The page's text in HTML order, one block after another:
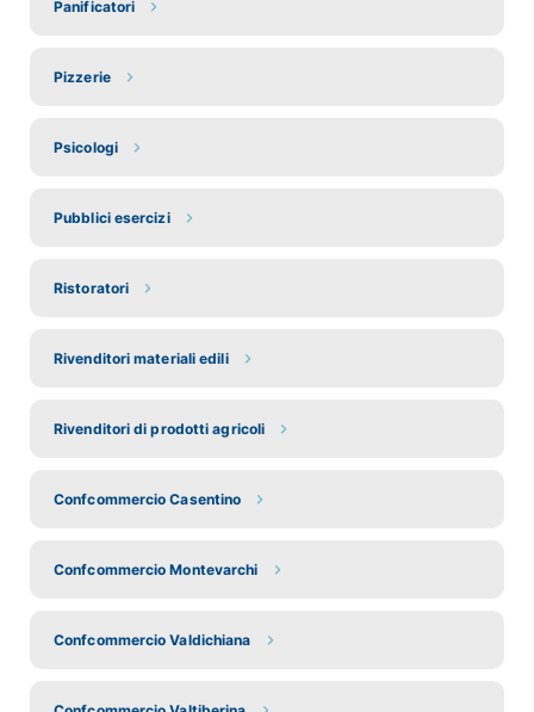
Panificatori
Pizzerie
Psicologi
Pubblici esercizi
Ristoratori
Rivenditori materiali edili
Rivenditori di prodotti agricoli
Confcommercio Casentino
Confcommercio Montevarchi
Confcommercio Valdichiana